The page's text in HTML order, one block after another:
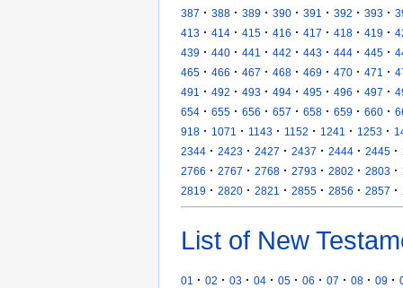
387 · 388 · 389 · 390 · 391 · 392 · 393 ·
413 · 414 · 415 · 416 · 417 · 418 · 419 ·
439 · 440 · 441 · 442 · 443 · 444 · 445 ·
465 · 466 · 467 · 468 · 469 · 470 · 471 ·
491
· 492 · 493 · 494 · 495 · 496 · 497 ·
654 · 655 · 656 · 657 · 658 · 659 · 660 ·
918 · 1071 · 1143 · 1152 · 1241 · 1253 ·
2344 · 2423 · 2427 · 2437 · 2444 · 2445 ·
2766 · 2767 · 2768 · 2793 · 2802 · 2803 ·
2819 · 2820 · 2821 · 2855 · 2856 · 2857 ·
List of New
01 · 02 · 03 · 04 · 05 · 06 · 07 · 08 · 09 ·